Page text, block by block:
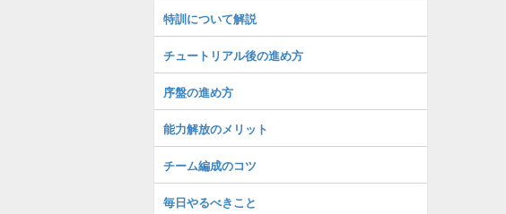
特訓について解説
チュートリアル後の進め方
序盤の進め方
能力解放のメリット
チーム編成のコツ
毎日やるべきこと